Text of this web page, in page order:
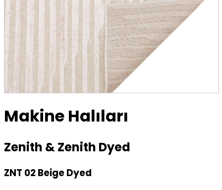
Makine Halıları
Zenith & Zenith Dyed
ZNT 02 Beige Dyed